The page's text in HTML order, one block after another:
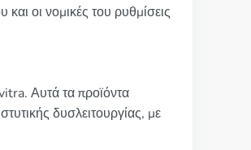
οι νομικές του ρυθμίσεις
Αυτά τα προϊόντα
δυσλειτουργίας, με